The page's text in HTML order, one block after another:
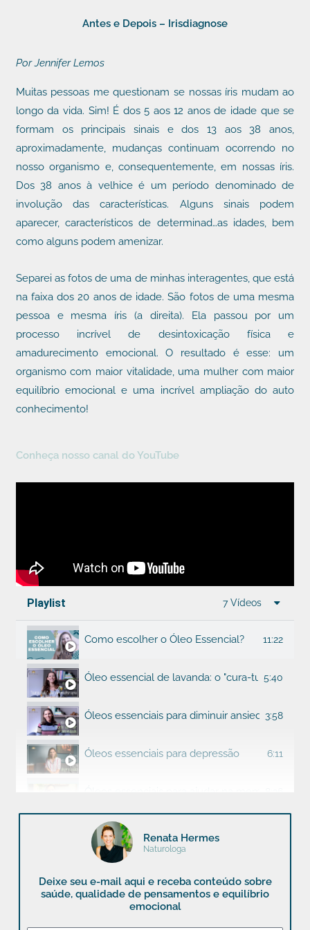
conteúdo
Antes e Depois – Irisdiagnose
Por Jennifer Lemos
Muitas pessoas me questionam se nossas íris mudam ao
longo da vida. Sim! É dos 5 aos 12 anos de idade que se
formam os principais sinais e dos 13 aos 38 anos,
aproximadamente, mudanças continuam ocorrendo no
nosso organismo e, consequentemente, em nossas íris.
Dos 38 anos à velhice é um período denominado de
involução das características. Alguns sinais podem
aparecer, característicos de determinad…as idades, bem
como alguns podem amenizar.
Separei as fotos de uma de minhas interagentes, que está
na faixa dos 20 anos de idade. São fotos de uma mesma
pessoa e mesma íris (a direita). Ela passou por um
processo incrível de desintoxicação física e
amadurecimento emocional. O resultado é esse: um
organismo com maior vitalidade, uma mulher com maior
equilíbrio emocional e uma incrível ampliação do auto
conhecimento!
Conheça nosso canal do YouTube
Playlist 7 Vídeos
Como escolher o Óleo Essencial? 11:22
Óleo essencial de lavanda: o "cura-tudo" da
5:40
Óleos essenciais para diminuir ansiedade
3:58
Óleos essenciais para depressão 6:11
Óleos essenciais para alegria e leveza
Renata Hermes
Naturologa
Deixe seu e-mail aqui e receba conteúdo sobre
saúde, qualidade de pensamentos e equilíbrio
emocional